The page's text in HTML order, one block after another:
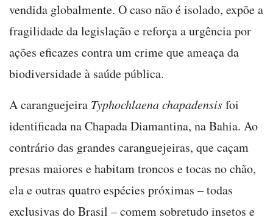
vendida globalmente. O caso não é isolado, expõe a
fragilidade da legislação e reforça a urgência por
ações eficazes contra um crime que ameaça da
biodiversidade à saúde pública.
A caranguejeira Typhochlaena chapadensisfoi
identificada na Chapada Diamantina, na Bahia. Ao
contrário das grandes caranguejeiras, que caçam
presas maiores e habitam troncos e tocas no chão,
ela e outras quatro espécies próximas – todas
exclusivas do Brasil – comem sobretudo insetos e